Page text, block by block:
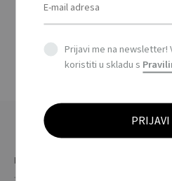
This
has
The
may
Prijavi me na newsletter!
koristiti u skladu s